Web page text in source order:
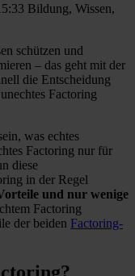
Bildung, Wissen,
schützen und
– das geht mit der
die Entscheidung
Factoring
was echtes
Factoring nur für
diese
in der Regel
und nur wenige
Factoring
der beiden Factoring-